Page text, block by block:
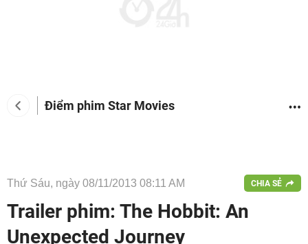
Điểm phim Star Movies
Thứ Sáu, ngày 08/11/2013 08:11 AM CHIA SẺ
Trailer phim: The Hobbit: An
Unexpected Journey